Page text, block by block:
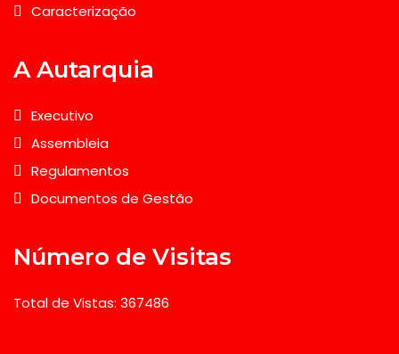
Caracterização
A Autarquia
Executivo
Assembleia
Regulamentos
Documentos de Gestão
Número de Visitas
Total de Vistas: 367486